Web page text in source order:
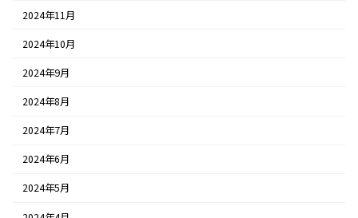
2024年11月
2024年10月
2024年9月
2024年8月
2024年7月
2024年6月
2024年5月